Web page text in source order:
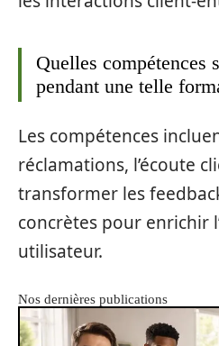
Quelles compétences
pendant une telle
Les compétences
réclamations, l’écoute
transformer les
concrètes pour enrichir
utilisateur.
Nos dernières publications